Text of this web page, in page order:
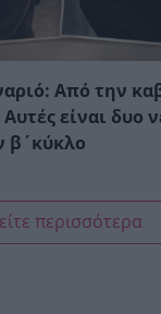
Από την
είναι δυο
β΄κύκλο
περισσότερα